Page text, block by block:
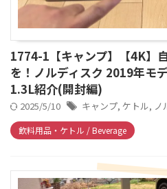
1774-1【キャンプ】【4K】
を！ノルディスク 2019年モ
1.3L紹介(開封編)
2025/5/10 キャンプ, ケトル, ノ
飲料用品・ケトル / Beverage